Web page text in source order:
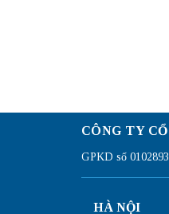
CÔNG TY
GPKD số
HÀ NỘI